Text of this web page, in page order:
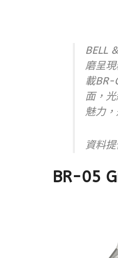
BELL
磨呈
載BR-
面，
魅力
資料
BR-05